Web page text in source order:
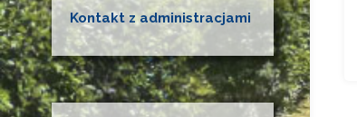
Kontakt z administracjami